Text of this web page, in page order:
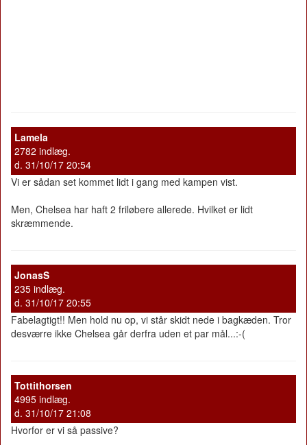
Lamela
2782 indlæg.
d. 31/10/17 20:54
Vi er sådan set kommet lidt i gang med kampen vist.
Men, Chelsea har haft 2 friløbere allerede. Hvilket er lidt
skræmmende.
JonasS
235 indlæg.
d. 31/10/17 20:55
Fabelagtigt!! Men hold nu op, vi står skidt nede i bagkæden. Tror
desværre ikke Chelsea går derfra uden et par mål...:-(
Tottithorsen
4995 indlæg.
d. 31/10/17 21:08
Hvorfor er vi så passive?